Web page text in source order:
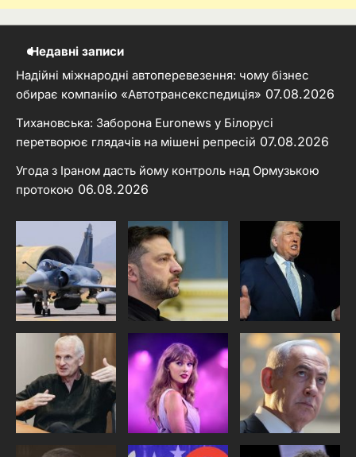
Недавні записи
Надійні міжнародні автоперевезення: чому бізнес
обирає компанію «Автотрансекспедиція» 07.08.2026
Тихановська: Заборона Euronews у Білорусі
перетворює глядачів на мішені репресій 07.08.2026
Угода з Іраном дасть йому контроль над Ормузькою
протокою 06.08.2026